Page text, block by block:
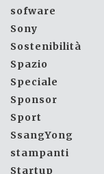
sofware
Sony
Sostenibilità
Spazio
Speciale
Sponsor
Sport
SsangYong
stampanti
Startup